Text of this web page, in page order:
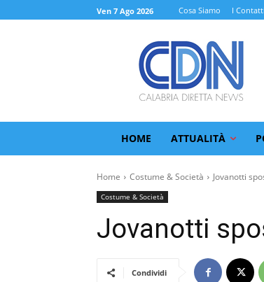
Ven 7 Ago 2026 Cosa Siamo I Contatti
HOME ATTUALITÀ
Home Costume & Società Jovanotti
Costume & Società
Jovanotti
Condividi